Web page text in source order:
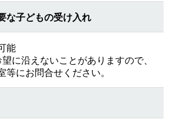
な子どもの受け入れ
能
に沿えないことがありますので、
にお問合せください。